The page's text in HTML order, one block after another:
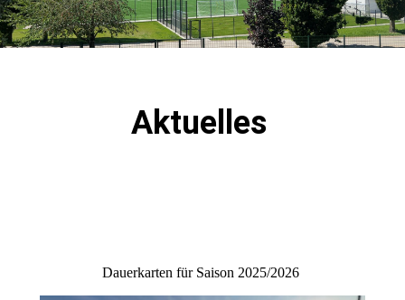
Aktuelles
Dauerkarten für Saison 2025/2026